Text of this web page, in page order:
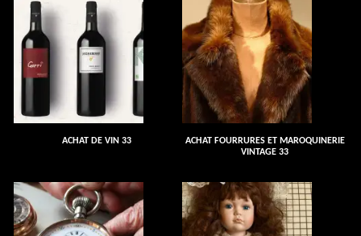
ACHAT DE VIN 33
ACHAT FOURRURES ET MAROQUINERIE
VINTAGE 33